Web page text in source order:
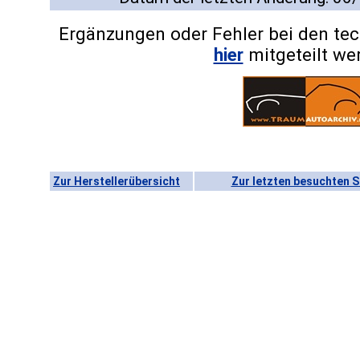
Ergänzungen oder Fehler bei den
hiermitgeteilt
Zur Herstellerübersicht Zur letzten besuchten